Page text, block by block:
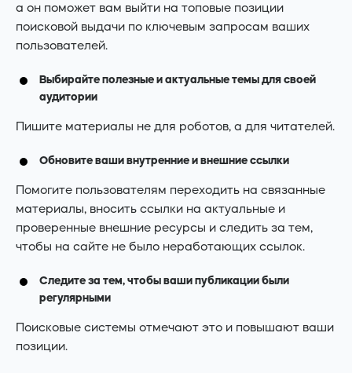
а он поможет вам выйти на топовые позиции
поисковой выдачи по ключевым запросам ваших
пользователей.
Выбирайте полезные и актуальные темы для своей
аудитории
Пишите материалы не для роботов, а для читателей.
Обновите ваши внутренние и внешние ссылки
Помогите пользователям переходить на связанные
материалы, вносить ссылки на актуальные и
проверенные внешние ресурсы и следить за тем,
чтобы на сайте не было неработающих ссылок.
Следите за тем, чтобы ваши публикации были
регулярными
Поисковые системы отмечают это и повышают ваши
позиции.